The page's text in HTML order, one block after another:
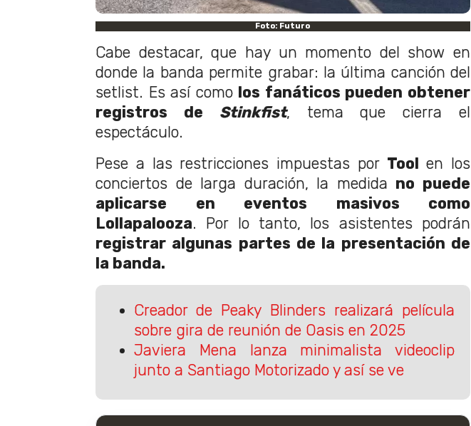
Foto: Futuro
Cabe destacar, que hay un momento del show en
donde la banda permite grabar: la última canción del
setlist. Es así como los fanáticos pueden obtener
registros de Stinkfist, tema que cierra el
espectáculo.
Pese a las restricciones impuestas por Tool
en los
conciertos de larga duración, la medida no puede
aplicarse en eventos masivos como
Lollapalooza. Por lo tanto, los asistentes podrán
registrar algunas partes de la presentación de
la banda.
Creador de Peaky Blinders realizará película
sobre gira de reunión de Oasis en 2025
Javiera Mena lanza minimalista videoclip
junto a Santiago Motorizado y así se ve